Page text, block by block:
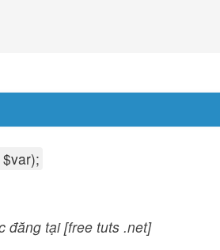
đăng tại [free tuts .net]